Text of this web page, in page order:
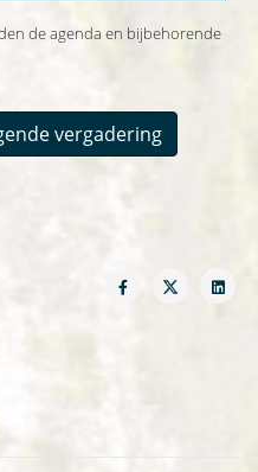
de agenda en bijbehorende
vergadering